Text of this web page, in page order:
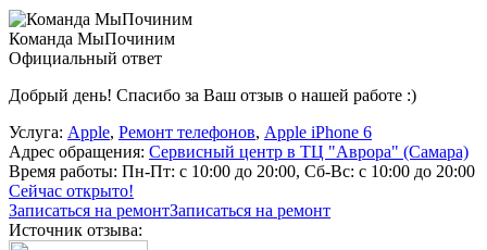
Команда МыПочиним
Официальный ответ
Добрый день! Спасибо за Ваш отзыв о нашей работе :)
Услуга: Apple, Ремонт телефонов, Apple iPhone 6
Адрес обращения: Сервисный центр в ТЦ "Аврора" (Самара)
Время работы: Пн-Пт: с 10:00 до 20:00, Сб-Вс: с 10:00 до 20:00
Сейчас открыто!
Записаться на ремонтЗаписаться на ремонт
Источник отзыва: